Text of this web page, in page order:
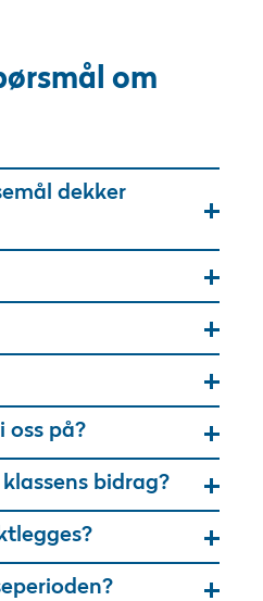
om
dekker
oss på?
bidrag?